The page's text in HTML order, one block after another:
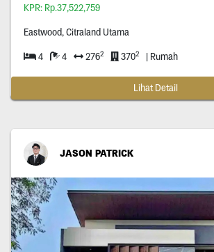
KPR: Rp.37,522,759
Eastwood, Citraland Utama
4 4 2762 3702 | Rumah
Lihat Detail
JASON PATRICK